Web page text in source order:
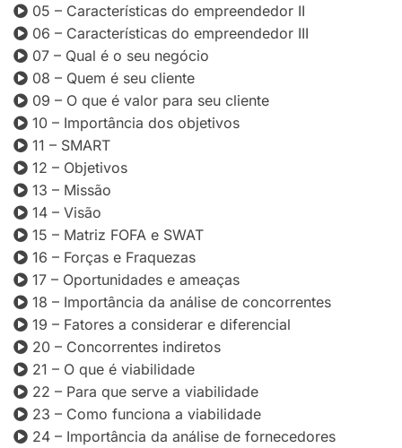
05 – Características do empreendedor II
06 – Características do empreendedor III
07 – Qual é o seu negócio
08 – Quem é seu cliente
09 – O que é valor para seu cliente
10 – Importância dos objetivos
11 – SMART
12 – Objetivos
13 – Missão
14 – Visão
15 – Matriz FOFA e SWAT
16 – Forças e Fraquezas
17 – Oportunidades e ameaças
18 – Importância da análise de concorrentes
19 – Fatores a considerar e diferencial
20 – Concorrentes indiretos
21 – O que é viabilidade
22 – Para que serve a viabilidade
23 – Como funciona a viabilidade
24 – Importância da análise de fornecedores